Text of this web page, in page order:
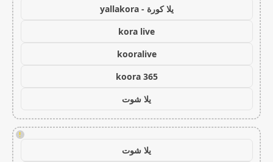
يلا كورة - yallakora
kora live
kooralive
koora 365
يلا شوت
!
يلا شوت